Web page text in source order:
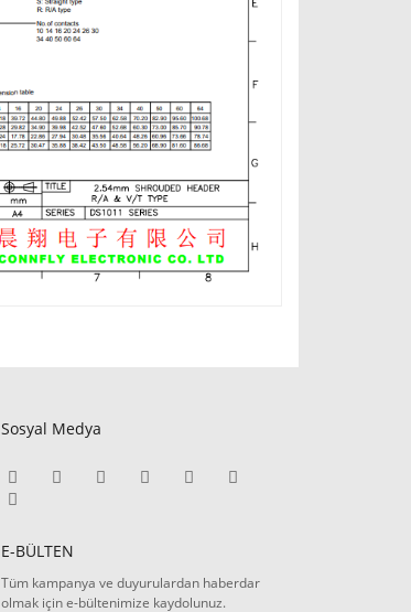
Sosyal Medya
E-BÜLTEN
Tüm kampanya ve duyurulardan haberdar
olmak için e-bültenimize kaydolunuz.